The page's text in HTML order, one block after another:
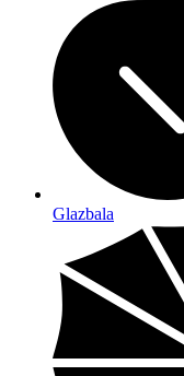
Glazbala